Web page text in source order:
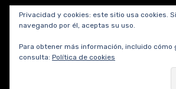
Tabletas Teatro
Telecomunicaciones
Privacidad y cookies: este sitio usa cookies.
navegando por él, aceptas su uso.
Para obtener más información, incluido cómo
consulta: Política de cookies